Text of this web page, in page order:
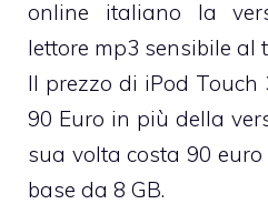
online italiano la
lettore mp3 sensibile al
Il prezzo di iPod Touch
90 Euro in più della
sua volta costa 90
base da 8 GB.